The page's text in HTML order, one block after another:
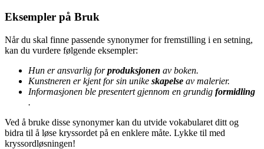
Eksempler på Bruk
Når du skal finne passende synonymer for fremstilling i en setning,
kan du vurdere følgende eksempler:
Hun er ansvarlig forproduksjonen av boken.
Kunstneren er kjent for sin unike skapelse av malerier.
Informasjonen ble presentert gjennom en grundig formidling
.
Ved å bruke disse synonymer kan du utvide vokabularet ditt og
bidra til å løse kryssordet på en enklere måte. Lykke til med
kryssordløsningen!